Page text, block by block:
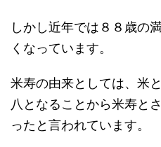
しかし近年では８８歳の
くなっています。
米寿の由来としては、米
八となることから米寿と
ったと言われています。